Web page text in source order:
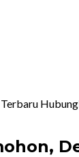
Terbaru